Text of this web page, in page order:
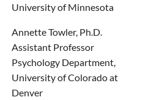
University of Minnesota
Annette Towler, Ph.D.
Assistant Professor
Psychology Department,
University of Colorado at
Denver